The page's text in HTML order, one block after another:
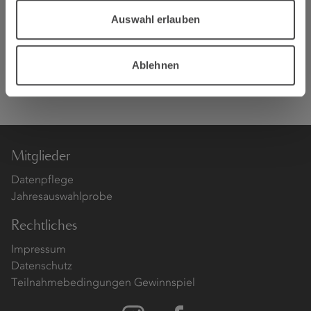
Auswahl erlauben
Ablehnen
Tel. 02605 952371 Fax 952372
service@winzerhof-gietzen.de
Mitglieder
Datenpflege
Jahresauswahlprobe
Rechtliches
Impressum
Datenschutz
Teilnahmebedingungen Gewinnspiel